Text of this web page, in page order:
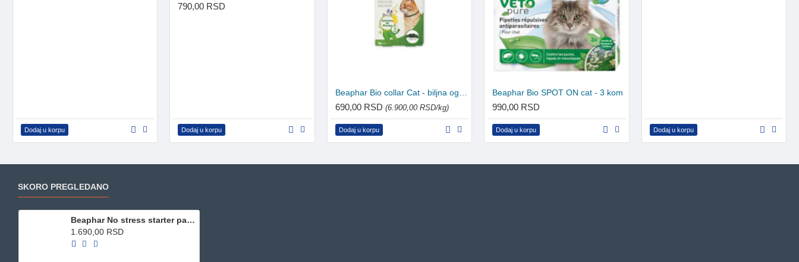
Dodaj u korpu
790,00 RSD
Dodaj u korpu
690,00 RSD (6.900,00 RSD/kg)
Dodaj u korpu
Beaphar Bio SPOT ON cat - 3 kom
990,00 RSD
Dodaj u korpu Dodaj u korpu
SKORO PREGLEDANO
Beaphar No stress starter pack cat 30ml
1.690,00 RSD